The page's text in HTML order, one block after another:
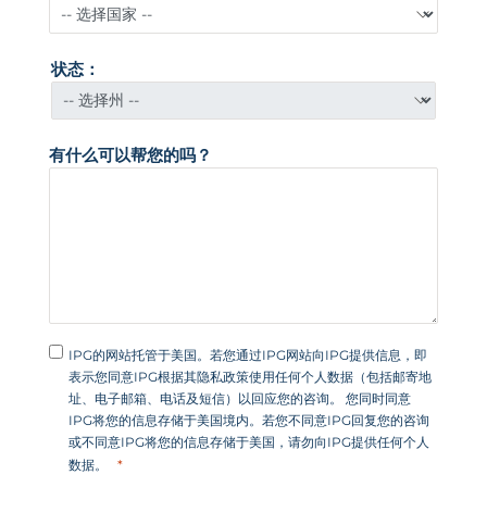
状态：
有什么可以帮您的吗？
IPG的网站托管于美国。若您通过IPG网站向IPG提供信息，即
表示您同意IPG根据其隐私政策使用任何个人数据（包括邮寄地
址、电子邮箱、电话及短信）以回应您的咨询。 您同时同意
IPG将您的信息存储于美国境内。若您不同意IPG回复您的咨询
或不同意IPG将您的信息存储于美国，请勿向IPG提供任何个人
数据。